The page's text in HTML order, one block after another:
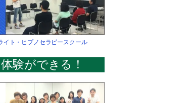
イト・ヒプノセラピースクール
験ができる！